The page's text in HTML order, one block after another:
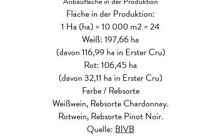
Fläche in der Produktion:
1 Ha (ha) = 10 000 m2 = 24
Weiß: 197,66 ha
(davon 116,99 ha in Erster Cru)
Rot: 106,45 ha
(davon 32,11 ha in Erster Cru)
Farbe / Rebsorte
Weißwein, Rebsorte Chardonnay.
Rotwein, Rebsorte Pinot Noir.
Quelle: BIVB